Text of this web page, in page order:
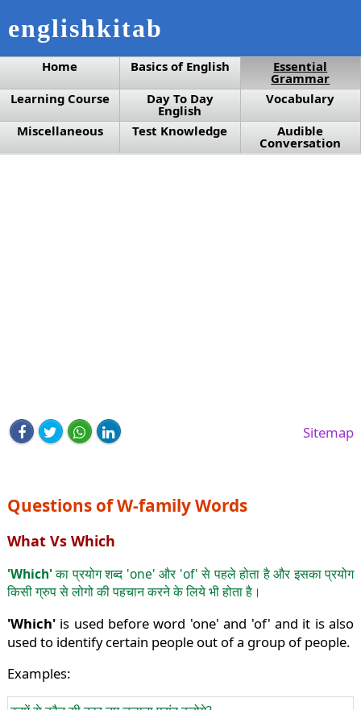
englishkitab
Home Basics of English Essential
Grammar
Learning Course
Day To Day
English
Vocabulary
Miscellaneous
Test Knowledge Audible
Conversation
Sitemap
Questions of W-family Words
What Vs Which
'Which'का प्रयोग शब्द 'one' और 'of' से पहले होता है और इसका प्रयोग
किसी ग्रुप से लोगो की पहचान करने के लिये भी होता है।
'Which' is used before word 'one' and 'of' and it is also
used to identify certain people out of a group of people.
Examples: